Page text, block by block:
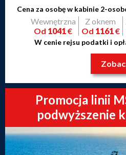
Cena za osobę w kabinie 2-
Wewnętrzna
Od 1041€
Z oknem
Od 1161€
W cenie rejsu podatki i
Promocja linii
podwyższenie